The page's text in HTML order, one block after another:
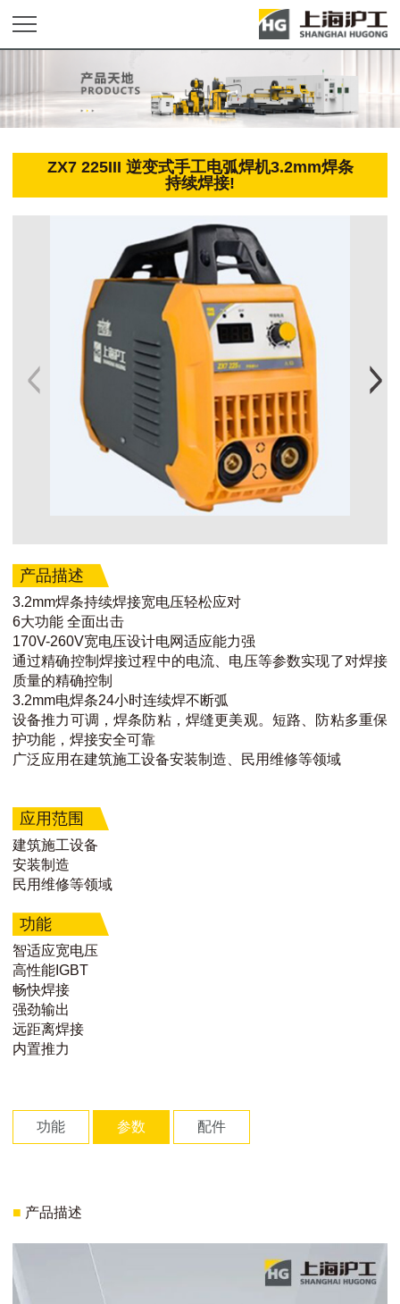
ZX7 225III 逆变式手工电弧焊机3.2mm焊条
持续焊接!
产品描述
3.2mm焊条持续焊接宽电压轻松应对
6大功能 全面出击
170V-260V宽电压设计电网适应能力强
通过精确控制焊接过程中的电流、电压等参数实现了对焊接
质量的精确控制
3.2mm电焊条24小时连续焊不断弧
设备推力可调，焊条防粘，焊缝更美观。短路、防粘多重保
护功能，焊接安全可靠
广泛应用在建筑施工设备安装制造、民用维修等领域
应用范围
建筑施工设备
安装制造
民用维修等领域
功能
智适应宽电压
高性能IGBT
畅快焊接
强劲输出
远距离焊接
内置推力
功能 参数 配件
■ 产品描述